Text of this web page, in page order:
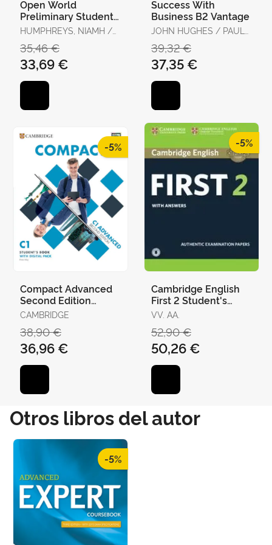
Open World
Preliminary Student's
Book With Answers
With Digital Pack
HUMPHREYS, NIAMH /
DIGNEN, SHEILA
35,46 €
33,69 €
Success With
Business B2 Vantage
JOHN HUGHES / PAUL
PEDRETTI / HELEN
STEPHENSON / ROLF
COOK
39,32 €
37,35 €
-5%
Compact Advanced
Second Edition
Student's Book With
Pack
CAMBRIDGE
38,90 €
36,96 €
-5%
Cambridge English
First 2 Student's
Book With Answers
VV. AA.
52,90 €
50,26 €
Otros libros del autor
-5%